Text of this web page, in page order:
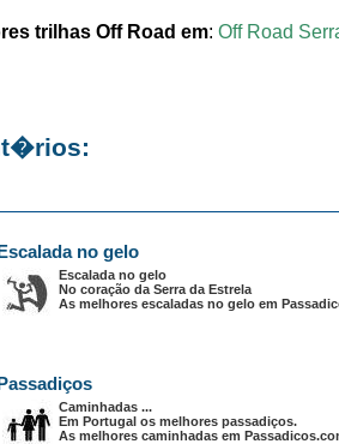
trilhas Off Road em: Off Road
Escalada no gelo
Escalada no gelo
No coração da Serra da Estrela
As melhores escaladas no gelo em
Passadiços
Caminhadas ...
Em Portugal os melhores passadiços.
As melhores caminhadas em